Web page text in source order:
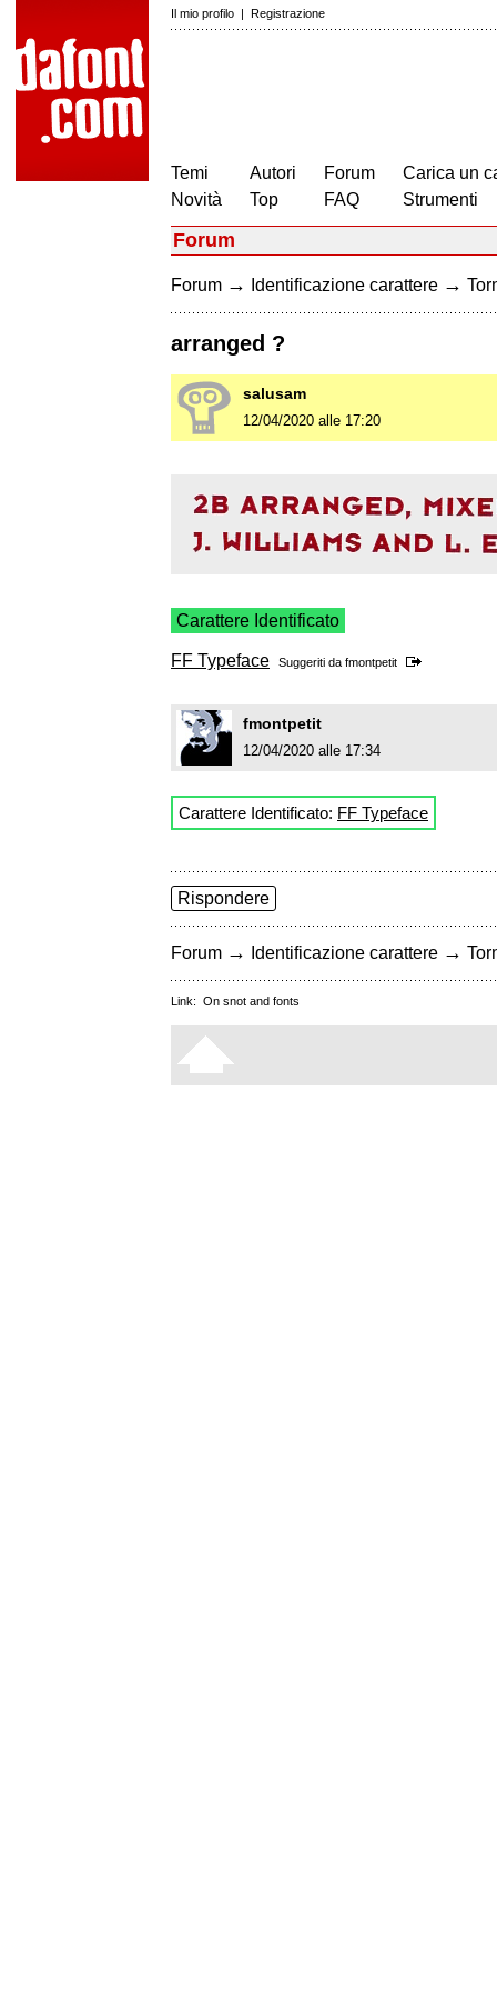
Il mio profilo | Registrazione
Temi
Novità
Autori
Top
Forum
FAQ
Carica un
Strumenti
Forum
Forum → Identificazione carattere →
arranged ?
salusam
12/04/2020 alle 17:20
Carattere Identificato
FF Typeface Suggeriti da fmontpetit
fmontpetit
12/04/2020 alle 17:34
Carattere Identificato: FF Typeface
Rispondere
Forum → Identificazione carattere →
Link: On snot and fonts